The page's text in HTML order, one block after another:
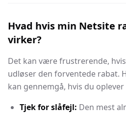
Hvad hvis min Netsite
virker?
Det kan være frustrerende,
udløser den forventede rabat.
kan gennemgå, hvis du
Tjek for slåfejl: Den mest